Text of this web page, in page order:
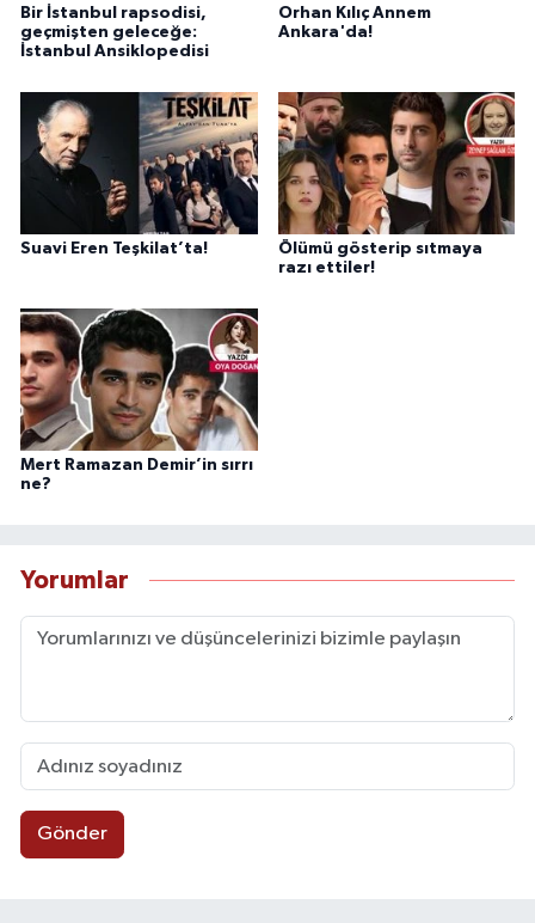
Bir İstanbul rapsodisi,
geçmişten geleceğe:
İstanbul Ansiklopedisi
Orhan Kılıç Annem
Ankara'da!
Suavi Eren Teşkilat’ta!
Ölümü gösterip sıtmaya
razı ettiler!
Mert Ramazan Demir’in sırrı
ne?
Yorumlar
Gönder